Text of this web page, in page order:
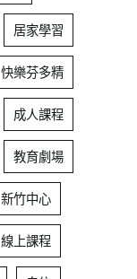
居家學習
快樂芬多精
成人課程
教育劇場
新竹中心
線上課程